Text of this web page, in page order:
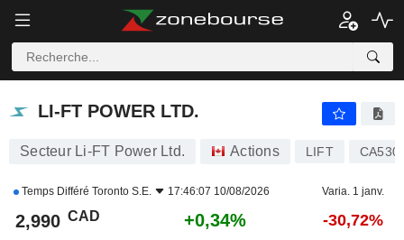
LI-FT POWER LTD.
LI-FT POWER LTD.
Secteur Li-FT Power Ltd. Actions LIFT
Temps Différé Toronto S.E. 17:46:07 10/08/2026 Varia. 1 janv.
2,990 CAD +0,34% -30,72%